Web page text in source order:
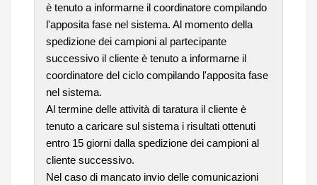
è tenuto a informarne il coordinatore compilando
l'apposita fase nel sistema. Al momento della
spedizione dei campioni al partecipante
successivo il cliente è tenuto a informarne il
coordinatore del ciclo compilando l'apposita fase
nel sistema.
Al termine delle attività di taratura il cliente è
tenuto a caricare sul sistema i risultati ottenuti
entro 15 giorni dalla spedizione dei campioni al
cliente successivo.
Nel caso di mancato invio delle comunicazioni